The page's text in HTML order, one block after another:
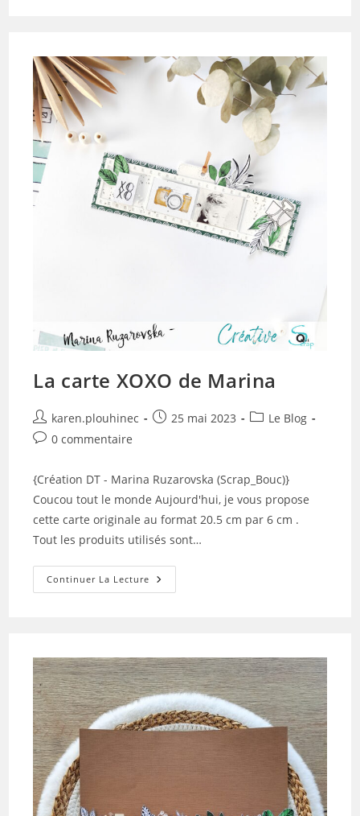
2023
Par
Marina
Ruzarovska
La carte XOXO de Marina
Auteur/autrice
de
karen.plouhinec
Publication
25 mai 2023
PostLe Blog
Commentaires
publication :
0 commentaire
{Création DT - Marina Ruzarovska (Scrap_Bouc)}
Coucou tout le monde Aujourd'hui, je vous propose
cette carte originale au format 20.5 cm par 6 cm .
Tout les produits utilisés sont…
Continuer La Lecture La
Carte